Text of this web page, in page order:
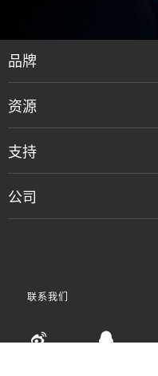
品牌
资源
支持
公司
联系我们